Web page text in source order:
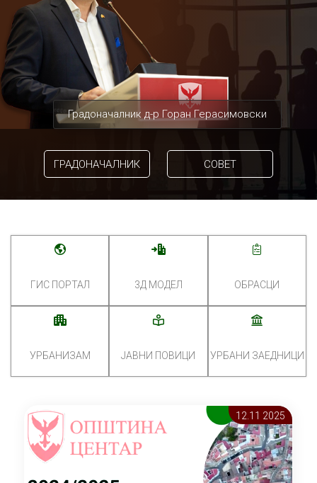
Градоначалник д-р Горан Герасимовски
ГРАДОНАЧАЛНИК СОВЕТ
ГИС ПОРТАЛ 3Д МОДЕЛ ОБРАСЦИ
УРБАНИЗАМ ЈАВНИ ПОВИЦИ УРБАНИ ЗАЕДНИЦИ
12.11 2025